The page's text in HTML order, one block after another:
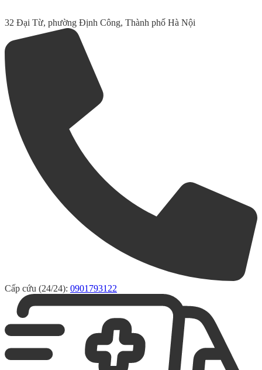
32 Đại Từ, phường Định Công, Thành phố Hà Nội
Cấp cứu (24/24): 0901793122